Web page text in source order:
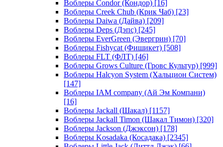
Воблеры Condor (Кондор) [16]
Воблеры Creek Chub (Крик Чаб) [23]
Воблеры Daiwa (Дайва) [209]
Воблеры Deps (Дэпс) [245]
Воблеры EverGreen (Эвергрин) [70]
Воблеры Fishycat (Фишикет) [508]
Воблеры FLT (ФЛТ) [46]
Воблеры Grows Culture (Гровс Культур) [999]
Воблеры Halcyon System (Хальцион Систем)
[147]
Воблеры IAM company (Ай Эм Компани)
[16]
Воблеры Jackall (Шакал) [1157]
Воблеры Jackall Timon (Шакал Тимон) [320]
Воблеры Jackson (Джэксон) [178]
Воблеры Kosadaka (Косадака) [2345]